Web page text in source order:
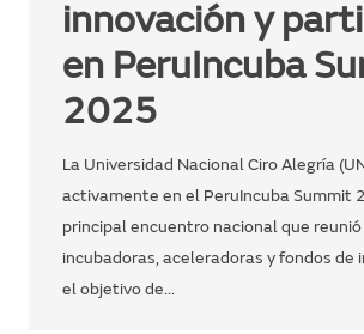
innovación y
en PeruIncuba
2025
La Universidad Nacional Ciro Alegría
activamente en el PeruIncuba Summit
principal encuentro nacional que reunió
incubadoras, aceleradoras y fondos de
el objetivo de…